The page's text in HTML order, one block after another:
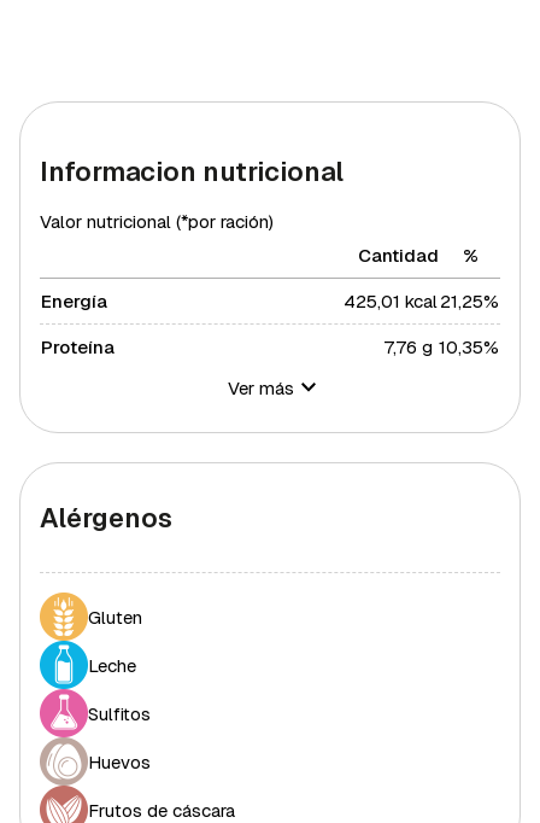
Informacion nutricional
Valor nutricional (*por ración)
Cantidad
%
Energía
425,01 kcal21,25%
Proteína
7,76 g 10,35%
Azúcares
11,88 g23,76%
Grasa saturada
Grasa polisaturada
9,46 g
86%
Grasa monosaturada
Colesterol
Fibra
Sal
Sodio
Ver más
Alérgenos
Gluten
Leche
Sulfitos
Huevos
Frutos de cáscara